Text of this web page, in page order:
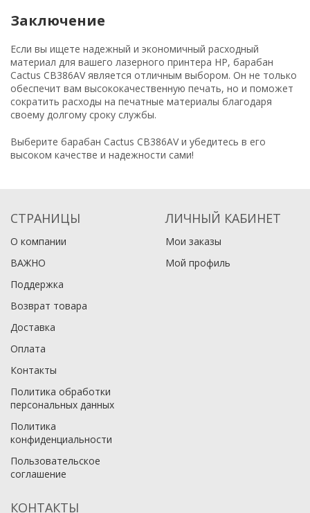
Заключение
Если вы ищете надежный и экономичный расходный
материал для вашего лазерного принтера HP, барабан
Cactus CB386AV является отличным выбором. Он не только
обеспечит вам высококачественную печать, но и поможет
сократить расходы на печатные материалы благодаря
своему долгому сроку службы.
Выберите барабан Cactus CB386AV и убедитесь в его
высоком качестве и надежности сами!
СТРАНИЦЫ
О компании
ВАЖНО
Поддержка
Возврат товара
Доставка
Оплата
Контакты
Политика обработки
персональных данных
Политика
конфиденциальности
Пользовательское
соглашение
ЛИЧНЫЙ КАБИНЕТ
Мои заказы
Мой профиль
КОНТАКТЫ